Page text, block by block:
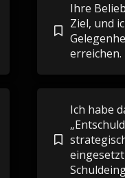
Ihre
Ziel, und
erreichen.
Ich habe